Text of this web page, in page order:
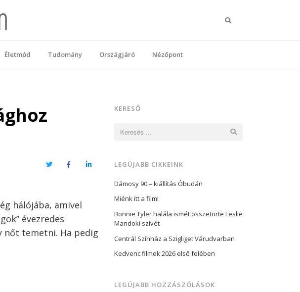
Életmód Tudomány Országjáró Nézőpont
TwitterFacebookLinkedIn
hálójába, amivel
évezredes
nőt temetni. Ha pedig
KERESŐ
LEGÚJABB CIKKEINK
Dámosy 90 – kiállítás Óbudán
Miénk itt a film!
Bonnie Tyler halála ismét összetörte Leslie
Mandoki szívét
Centrál Színház a Szigliget Várudvarban
Kedvenc filmek 2026 első felében
LEGÚJABB HOZZÁSZÓLÁSOK